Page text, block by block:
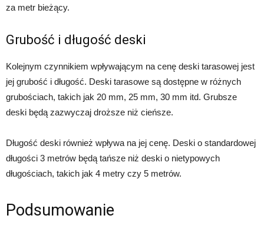
za metr bieżący.
Grubość i długość deski
Kolejnym czynnikiem wpływającym na cenę deski tarasowej jest
jej grubość i długość. Deski tarasowe są dostępne w różnych
grubościach, takich jak 20 mm, 25 mm, 30 mm itd. Grubsze
deski będą zazwyczaj droższe niż cieńsze.
Długość deski również wpływa na jej cenę. Deski o standardowej
długości 3 metrów będą tańsze niż deski o nietypowych
długościach, takich jak 4 metry czy 5 metrów.
Podsumowanie